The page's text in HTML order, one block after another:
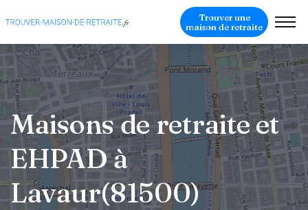
Trouver une
maison de retraite
Maisons de retraite et
EHPAD à
Lavaur(81500)